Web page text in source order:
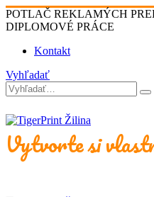
POTLAČ REKLAMÝCH
DIPLOMOVÉ PRÁCE
Kontakt
Vyhľadať
Vytvorte si